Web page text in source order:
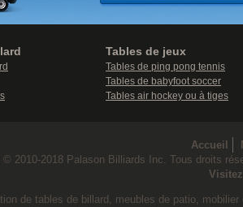
Tables de jeux
Tables de ping pong tennis
Tables de babyfoot soccer
Tables air hockey ou à tiges
Accueil
© 2010-2018 Palason Billiards Inc. Tous droits
de tables de billard, meubles de patio,